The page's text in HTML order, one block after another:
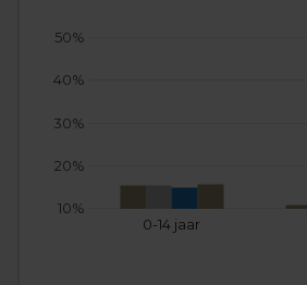
0-14 jaar
10%
20%
30%
40%
50%